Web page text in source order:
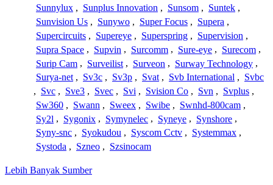
Sunnylux , Sunplus Innovation , Sunsom , Suntek ,
Sunvision Us , Sunywo , Super Focus , Supera ,
Supercircuits , Supereye , Superspring , Supervision ,
Supra Space , Supvin , Surcomm , Sure-eye , Surecom ,
Surip Cam , Surveilist , Surveon , Surway Technology ,
Surya-net , Sv3c , Sv3p , Svat , Svb International , Svbc
, Svc , Sve3 , Svec , Svi , Svision Co , Svn , Svplus ,
Sw360 , Swann , Sweex , Swibe , Swnhd-800cam ,
Sy2l , Sygonix , Symynelec , Syneye , Synshore ,
Syny-snc , Syokudou , Syscom Cctv , Systemmax ,
Systoda , Szneo , Szsinocam
Lebih Banyak Sumber